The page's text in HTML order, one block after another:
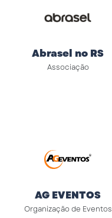
Abrasel no RS
Associação
AG EVENTOS
Organização de Eventos